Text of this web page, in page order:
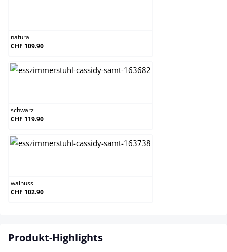
natura
CHF 109.90
schwarz
CHF 119.90
walnuss
CHF 102.90
Produkt-Highlights